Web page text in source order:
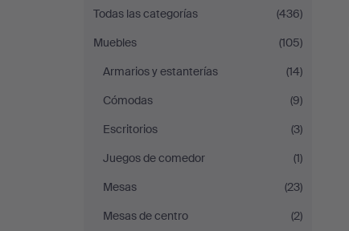
y
sillones
en
Gomér
Andersson
Todas las categorías
(436)
Muebles
(105)
Armarios y estanterías
(14)
Cómodas
(9)
Escritorios
(3)
Juegos de comedor
(1)
Mesas
(23)
Mesas de centro
(2)